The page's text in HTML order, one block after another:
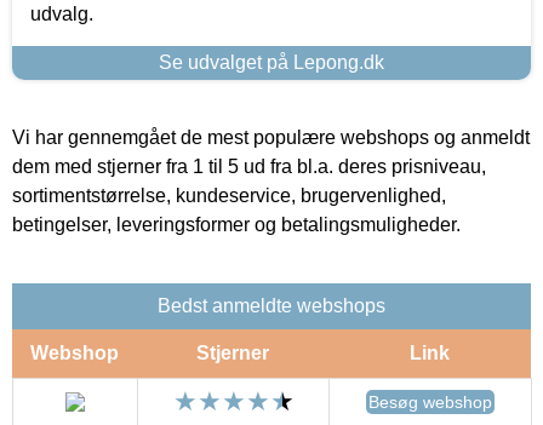
udvalg.
Se udvalget på Lepong.dk
Vi har gennemgået de mest populære webshops og anmeldt
dem med stjerner fra 1 til 5 ud fra bl.a. deres prisniveau,
sortimentstørrelse, kundeservice, brugervenlighed,
betingelser, leveringsformer og betalingsmuligheder.
Bedst anmeldte webshops
Webshop Stjerner Link
Besøg webshop